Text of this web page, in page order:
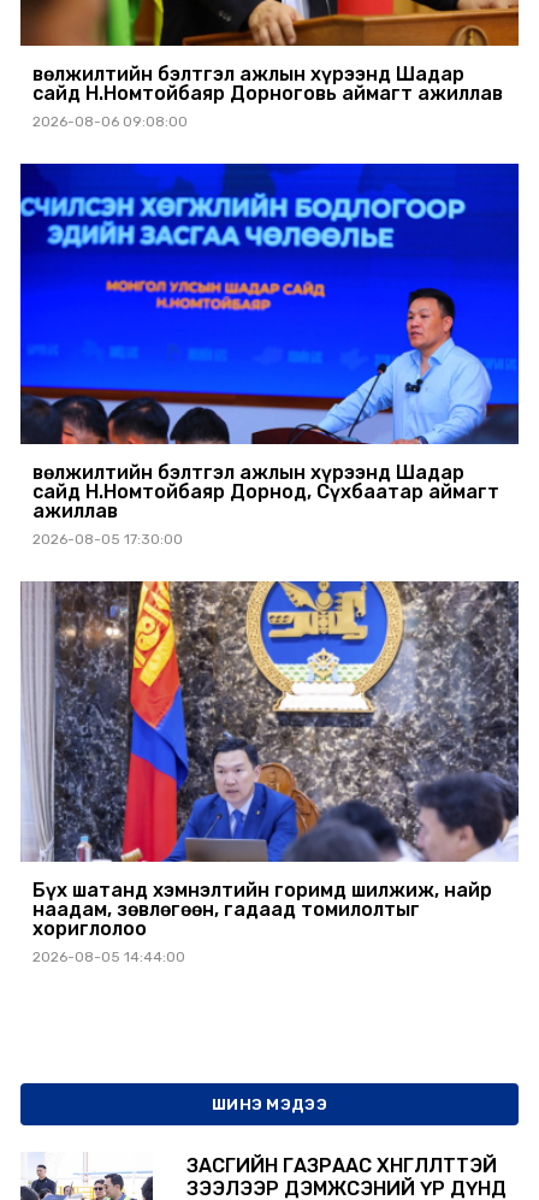
Өвөлжилтийн бэлтгэл ажлын хүрээнд Шадар
сайд Н.Номтойбаяр Дорноговь аймагт ажиллав
2026-08-06 09:08:00
Өвөлжилтийн бэлтгэл ажлын хүрээнд Шадар
сайд Н.Номтойбаяр Дорнод, Сүхбаатар аймагт
ажиллав
2026-08-05 17:30:00
Бүх шатанд хэмнэлтийн горимд шилжиж, найр
наадам, зөвлөгөөн, гадаад томилолтыг
хориглолоо
2026-08-05 14:44:00
ШИНЭ МЭДЭЭ
ЗАСГИЙН ГАЗРААС ХӨНГӨЛӨЛТТЭЙ
ЗЭЭЛЭЭР ДЭМЖСЭНИЙ ҮР ДҮНД